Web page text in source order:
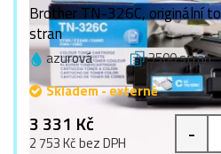
Brother TN-326C, originální
stran
azurová 3500 stran
Skladem - externě
3 331 Kč
2 753 Kč bez DPH -